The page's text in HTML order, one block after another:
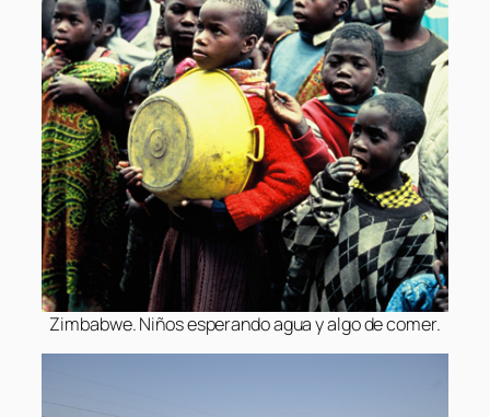
Zimbabwe. Niños esperando agua y algo de comer.